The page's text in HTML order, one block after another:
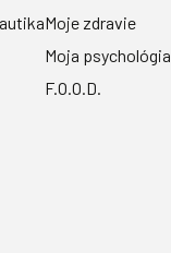
Moje zdravie
Moja psychológia
F.O.O.D.